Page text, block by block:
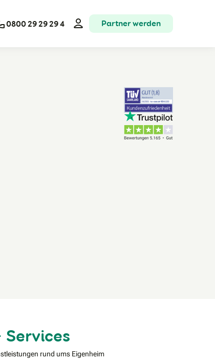
0800 29 29 29 4 Partner werden
Services
rund ums Eigenheim